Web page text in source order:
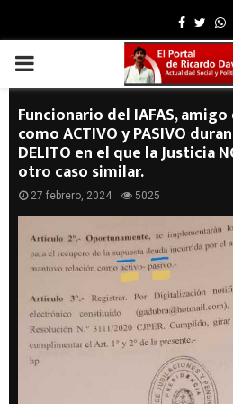
Facebook
PRIMARY
MENU
Funcionario del IAFAS,
como ACTIVO y PASIVO
DELITO en el que la Justicia
otro caso similar.
27 febrero, 2024 5025